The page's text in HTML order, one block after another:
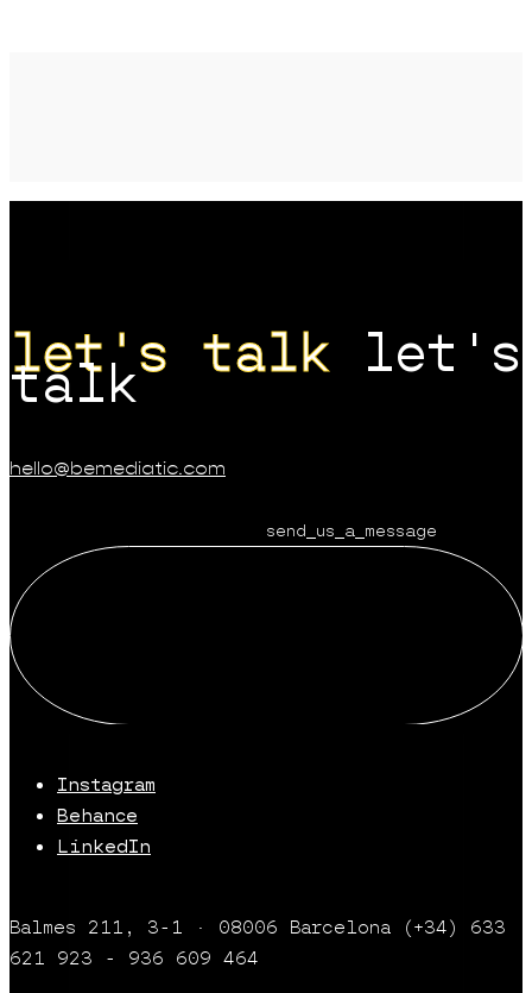
let's talk let's
talk
hello@bemediatic.com
send us a message
Instagram
Behance
LinkedIn
Balmes 211, 3-1 · 08006 Barcelona (+34) 633
621 923 - 936 609 464